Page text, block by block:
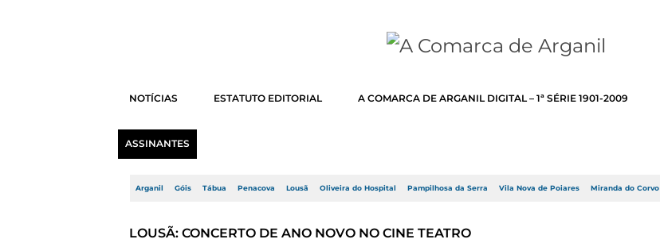
NOTÍCIAS ESTATUTO EDITORIAL A COMARCA DE ARGANIL DIGITAL – 1ª SÉRIE 1901-2009
ASSINANTES
Arganil Góis Tábua Penacova Lousã Oliveira do Hospital Pampilhosa da Serra Vila Nova de Poiares Miranda do Corvo
LOUSÃ: CONCERTO DE ANO NOVO NO CINE TEATRO